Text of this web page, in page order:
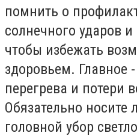
помнить о
солнечного ударов и
чтобы избежать
здоровьем. Главное
перегрева и потери
Обязательно носите
головной убор